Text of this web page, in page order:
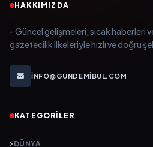
HAKKIMIZDA
- Güncel gelişmeleri, sıcak haberleri
gazetecilik ilkeleriyle hızlı ve doğru
INFO@GUNDEMIBUL.COM
KATEGORILER
DÜNYA